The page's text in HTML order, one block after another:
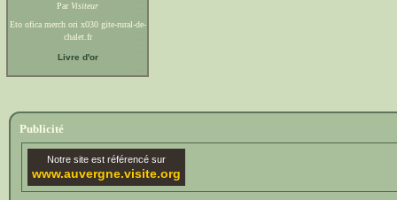
Par Visiteur
Eto ofica merch ori x030 gite-rural-de-
chalet.fr
Livre d'or
Publicité
Notre site est référencé sur
www.auvergne.visite.org